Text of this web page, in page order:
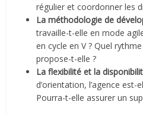
régulier et coordonner les
La méthodologie de
travaille-t-elle en mode
en cycle en V ? Quel
propose-t-elle ?
La flexibilité et la
d’orientation, l’agence est-
Pourra-t-elle assurer un